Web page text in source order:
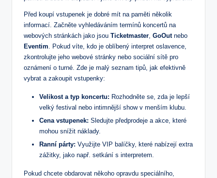
Před koupí vstupenek je dobré mít na paměti několik
informací. Začněte vyhledáváním termínů koncertů na
webových stránkách jako jsou Ticketmaster GoOutnebo
Eventim . Pokud víte, kdo je oblíbený interpret oslavence,
zkontrolujte jeho webové stránky nebo sociální sítě pro
oznámení o turné. Zde je malý seznam tipů, jak efektivně
vybrat a zakoupit vstupenky:
Velikost a typ koncertu: Rozhodněte se, zda je lepší
velký festival nebo intimnější show v menším klubu.
Cena vstupenek: Sledujte předprodeje a akce, které
mohou snížit náklady.
Ranní párty: Využijte VIP balíčky, které nabízejí extra
zážitky, jako např. setkání s interpretem.
Pokud chcete obdarovat někoho opravdu speciálního,